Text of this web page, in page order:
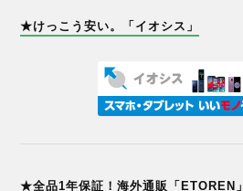
★けっこう安い。「イオシス」
★全品1年保証！海外通販「ETOREN」